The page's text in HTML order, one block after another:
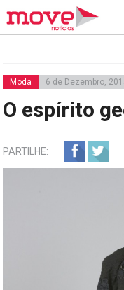
Moda 6 de Dezembro,
O espírito
PARTILHE: